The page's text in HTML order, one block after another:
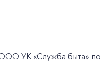
УК «Служба быта» по